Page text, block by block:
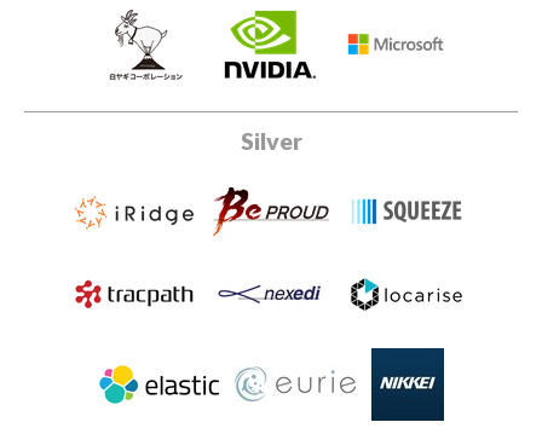
Silver